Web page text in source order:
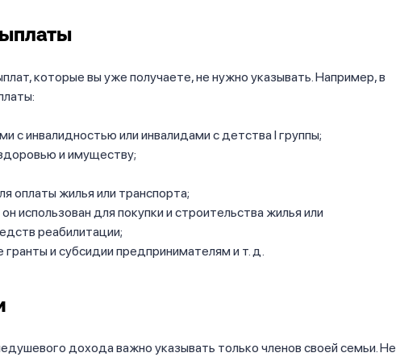
которые вы уже получаете, не нужно указывать. Например, в
с инвалидностью или инвалидами с детства I группы;
и имуществу;
оплаты жилья или транспорта;
использован для покупки и строительства жилья или
реабилитации;
гранты и субсидии предпринимателям и т. д.
дохода важно указывать только членов своей семьи. Не